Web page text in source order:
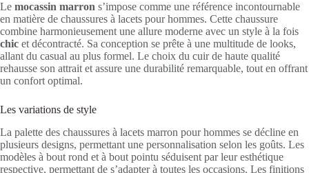
Le mocassin marron s’impose comme une référence incontournable
en matière de chaussures à lacets pour hommes. Cette chaussure
combine harmonieusement une allure moderne avec un style à la fois
chic et décontracté. Sa conception se prête à une multitude de looks,
allant du casual au plus formel. Le choix du cuir de haute qualité
rehausse son attrait et assure une durabilité remarquable, tout en offrant
un confort optimal.
Les variations de style
La palette des chaussures à lacets marron pour hommes se décline en
plusieurs designs, permettant une personnalisation selon les goûts. Les
modèles à bout rond et à bout pointu séduisent par leur esthétique
respective, permettant de s’adapter à toutes les occasions. Les finitions